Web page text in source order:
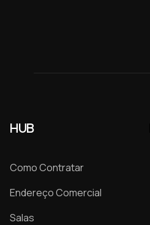
HUB
Como Contratar
Endereço Comercial
Salas